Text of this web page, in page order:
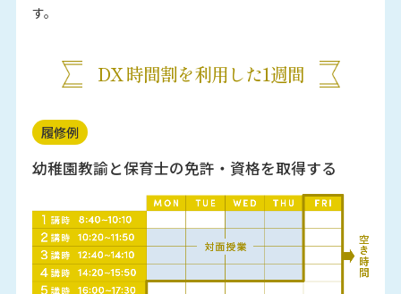
す。
DX 時間割を利用した1週間
履修例
幼稚園教諭と保育士の免許・資格を取得する